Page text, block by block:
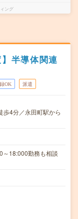
ング
半導体関連
OK 派遣
歩4分／永田町駅から
18:000勤務も相談